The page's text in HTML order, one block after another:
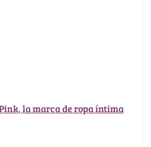
la marca de ropa íntima